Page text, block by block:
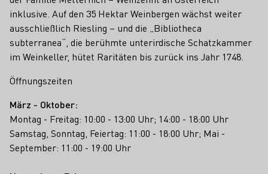
inklusive. Auf den 35 Hektar Weinbergen wächst weiter
ausschließlich Riesling – und die „Bibliotheca
subterranea“, die berühmte unterirdische Schatzkammer
im Weinkeller, hütet Raritäten bis zurück ins Jahr 1748.
Öffnungszeiten
März - Oktober:
Montag - Freitag: 10:00 - 13:00 Uhr; 14:00 - 18:00 Uhr
Samstag, Sonntag, Feiertag: 11:00 - 18:00 Uhr; Mai -
September: 11:00 - 19:00 Uhr